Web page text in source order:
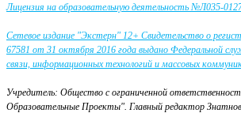
Лицензия на образовательную деятельность №Л035-
Сетевое издание "Экстерн" 12+ Свидетельство о
67581 от 31 октября 2016 года выдано Федеральной
связи, информационных технологий и массовых
Учредитель: Общество с ограниченной
Образовательные Проекты". Главный редактор